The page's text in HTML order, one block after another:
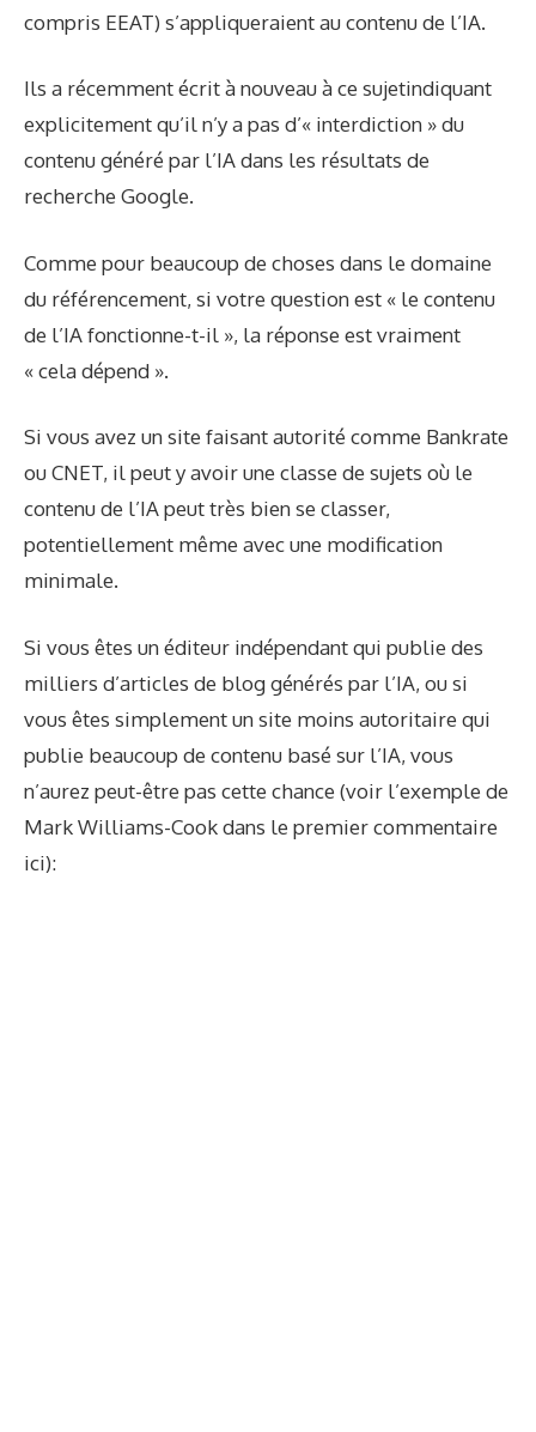
compris EEAT) s’appliqueraient au contenu de l’IA.
Ils a récemment écrit à nouveau à ce sujetindiquant
explicitement qu’il n’y a pas d’« interdiction » du
contenu généré par l’IA dans les résultats de
recherche Google.
Comme pour beaucoup de choses dans le domaine
du référencement, si votre question est « le contenu
de l’IA fonctionne-t-il », la réponse est vraiment
« cela dépend ».
Si vous avez un site faisant autorité comme Bankrate
ou CNET, il peut y avoir une classe de sujets où le
contenu de l’IA peut très bien se classer,
potentiellement même avec une modification
minimale.
Si vous êtes un éditeur indépendant qui publie des
milliers d’articles de blog générés par l’IA, ou si
vous êtes simplement un site moins autoritaire qui
publie beaucoup de contenu basé sur l’IA, vous
n’aurez peut-être pas cette chance (voir l’exemple de
Mark Williams-Cook dans le premier commentaire
ici):